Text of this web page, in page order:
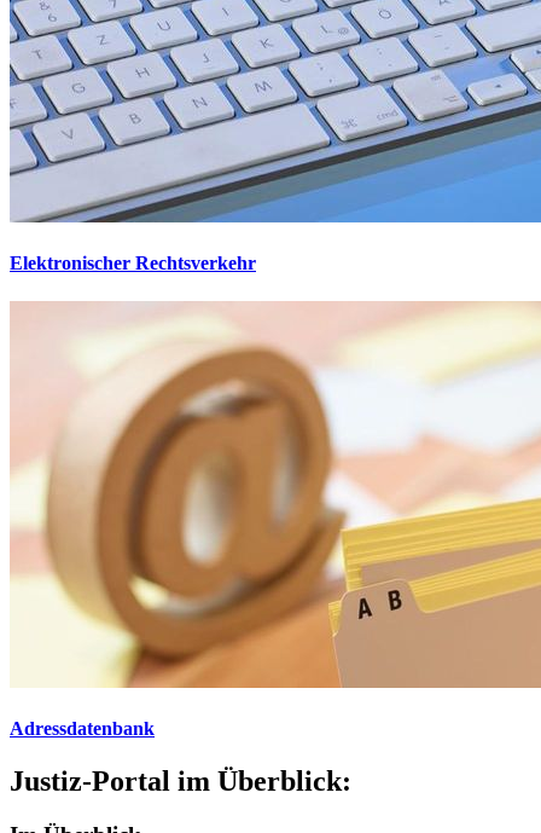
Elektronischer Rechtsverkehr
Adressdatenbank
Justiz-Portal im Überblick: